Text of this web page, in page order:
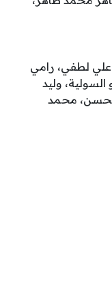
علي لطفي، رامي
وليد
محمد